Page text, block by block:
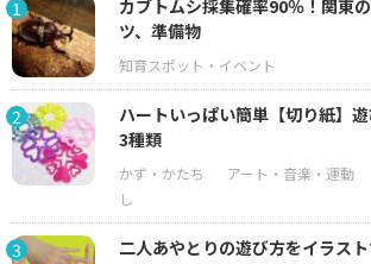
1
カブトムシ採集確率90％！関東
ツ、準備物
2
ハートいっぱい簡単【切り紙】
3種類
3 二人あやとりの遊び方をイラス